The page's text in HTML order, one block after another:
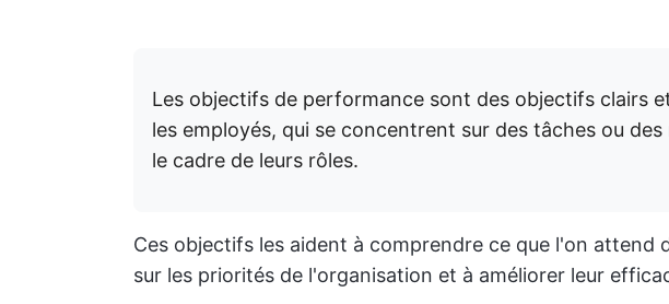
Les objectifs de performance sont des objectifs clairs
les employés, qui se concentrent sur des tâches ou
le cadre de leurs rôles.
Ces objectifs les aident à comprendre ce que l'on attend
sur les priorités de l'organisation et à améliorer leur